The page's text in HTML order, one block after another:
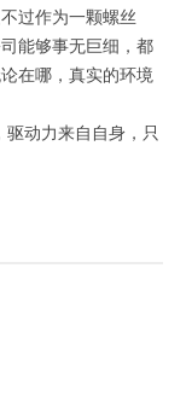
过作为一颗螺丝
能够事无巨细，都
在哪，真实的环境
动力来自自身，只